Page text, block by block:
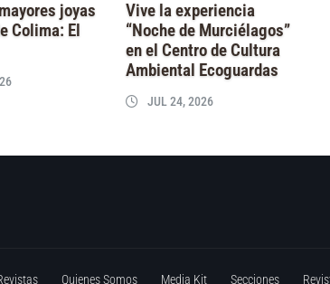
joyas
Colima: El
Vive la experiencia
“Noche de Murciélagos”
en el Centro de Cultura
Ambiental Ecoguardas
JUL 24, 2026
Quienes Somos Media Kit Secciones